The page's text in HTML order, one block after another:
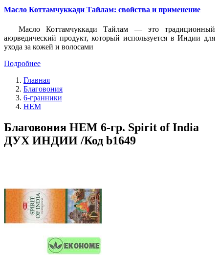
Масло Коттамчуккади Тайлам: свойства и применение
Масло Коттамчуккади Тайлам — это традиционный
аюрведический продукт, который используется в Индии для
ухода за кожей и волосами
Подробнее
Главная
Благовония
6-гранники
HEM
Благовония HEM 6-гр. Spirit of India
ДУХ ИНДИИ /Код b1649